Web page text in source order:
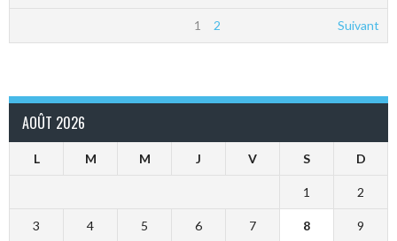
1 2 Suivant
AOÛT 2026
L M M J V S D
1 2
3 4 5 6 7 8 9